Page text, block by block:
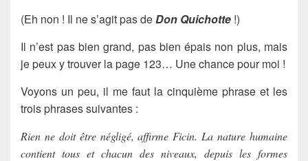
(Eh non ! Il ne s’agit pas deDon Quichotte !)
Il n’est pas bien grand, pas bien épais non plus, mais
je peux y trouver la page 123… Une chance pour moi !
Voyons un peu, il me faut la cinquième phrase et les
trois phrases suivantes :
Rien ne doit être négligé, affirme Ficin. La nature humaine
contient tous et chacun des niveaux, depuis les formes